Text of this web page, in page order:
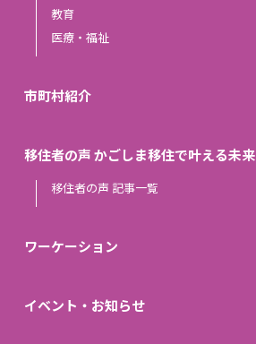
教育
医療・福祉
市町村紹介
移住者の声 かごしま移住で叶える未来
移住者の声 記事一覧
ワーケーション
イベント・お知らせ